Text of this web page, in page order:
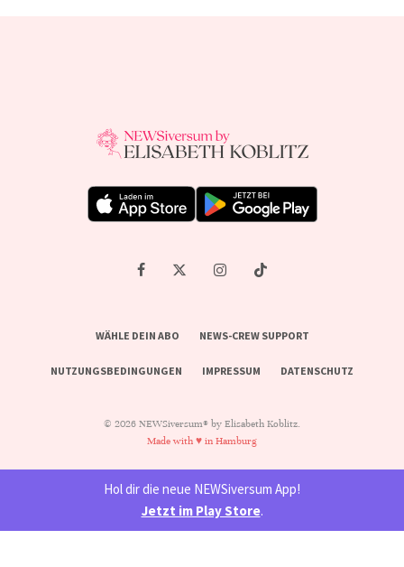
WÄHLE DEIN ABO NEWS-CREW SUPPORT
NUTZUNGSBEDINGUNGEN IMPRESSUM DATENSCHUTZ
© 2026 NEWSiversum® by Elisabeth Koblitz.
Made with ♥ in Hamburg
Hol dir die neue NEWSiversum App!
Jetzt im Play Store.